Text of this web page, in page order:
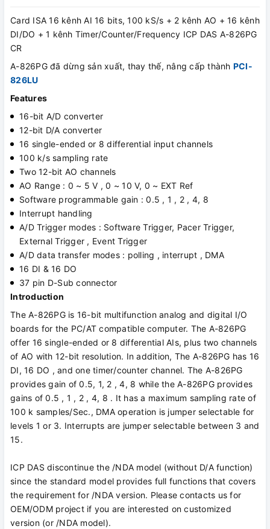
Card ISA 16 kênh AI 16 bits, 100 kS/s + 2 kênh AO + 16 kênh
DI/DO + 1 kênh Timer/Counter/Frequency ICP DAS A-826PG
CR
A-826PG đã dừng sản xuất, thay thế, nâng cấp thành PCI-
826LU
Features
16-bit A/D converter
12-bit D/A converter
16 single-ended or 8 differential input channels
100 k/s sampling rate
Two 12-bit AO channels
AO Range : 0 ~ 5 V , 0 ~ 10 V, 0 ~ EXT Ref
Software programmable gain : 0.5 , 1 , 2 , 4, 8
Interrupt handling
A/D Trigger modes : Software Trigger, Pacer Trigger,
External Trigger , Event Trigger
A/D data transfer modes : polling , interrupt , DMA
16 DI & 16 DO
37 pin D-Sub connector
Introduction
The A-826PG is 16-bit multifunction analog and digital I/O
boards for the PC/AT compatible computer. The A-826PG
offer 16 single-ended or 8 differential AIs, plus two channels
of AO with 12-bit resolution. In addition, The A-826PG has 16
DI, 16 DO , and one timer/counter channel. The A-826PG
provides gain of 0.5, 1, 2 , 4, 8 while the A-826PG provides
gains of 0.5 , 1 , 2 , 4, 8 . It has a maximum sampling rate of
100 k samples/Sec., DMA operation is jumper selectable for
levels 1 or 3. Interrupts are jumper selectable between 3 and
15.
ICP DAS discontinue the /NDA model (without D/A function)
since the standard model provides full functions that covers
the requirement for /NDA version. Please contacts us for
OEM/ODM project if you are interested on customized
version (or /NDA model).